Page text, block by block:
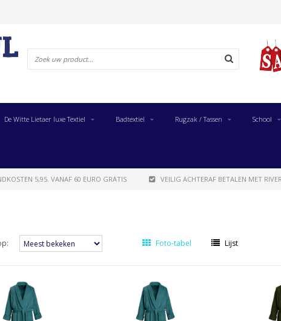
De Witte Lietaer luxe Textiel Badtextiel Rugzak / Tassen School
5,95. VANAF 60 EURO GRATIS VEILIG ACHTERAF BETALEN MET
Foto-tabel Lijst